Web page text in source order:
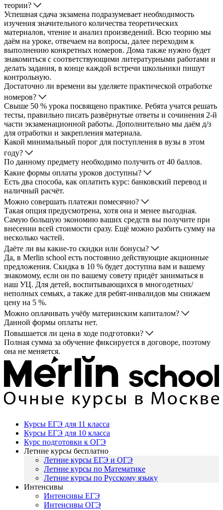
теории?
Успешная сдача экзамена подразумевает необходимость
изучения значительного количества теоретических
материалов, чтение и анализ произведений. Всю теорию мы
даём на уроке, отвечаем на вопросы, далее переходим к
выполнению конкретных номеров. Дома также нужно будет
знакомиться с соответствующими литературными работами и
делать задания, в конце каждой встречи школьники пишут
контрольную.
Достаточно ли времени вы уделяете практической отработке
номеров?
Свыше 50 % урока посвящено практике. Ребята учатся решать
тесты, правильно писать развёрнутые ответы и сочинения 2-й
части экзаменационной работы. Дополнительно мы даём д/з
для отработки и закрепления материала.
Какой минимальный порог для поступления в вузы в этом
году?
По данному предмету необходимо получить от 40 баллов.
Какие формы оплаты уроков доступны?
Есть два способа, как оплатить курс: банковский перевод и
наличный расчёт.
Можно совершать платежи помесячно?
Такая опция предусмотрена, хотя она и менее выгодная.
Самую большую экономию ваших средств вы получите при
внесении всей стоимости сразу. Ещё можно разбить сумму на
несколько частей.
Даёте ли вы какие-то скидки или бонусы?
Да, в Merlin school есть постоянно действующие акционные
предложения. Скидка в 10 % будет доступна вам и вашему
знакомому, если он по вашему совету придёт заниматься в
наш УЦ. Для детей, воспитывающихся в многодетных/
неполных семьях, а также для ребят-инвалидов мы снижаем
цену на 5 %.
Можно оплачивать учёбу материнским капиталом?
Данной формы оплаты нет.
Повышается ли цена в ходе подготовки?
Полная сумма за обучение фиксируется в договоре, поэтому
она не меняется.
Курсы ЕГЭ для 11 класса
Курсы ЕГЭ для 10 класса
Курс подготовки к ОГЭ
Летние курсы бесплатно
Летние курсы ЕГЭ и ОГЭ
Летние курсы по Математике
Летние курсы по Русскому языку
Интенсивы
Интенсивы ЕГЭ
Интенсивы ОГЭ